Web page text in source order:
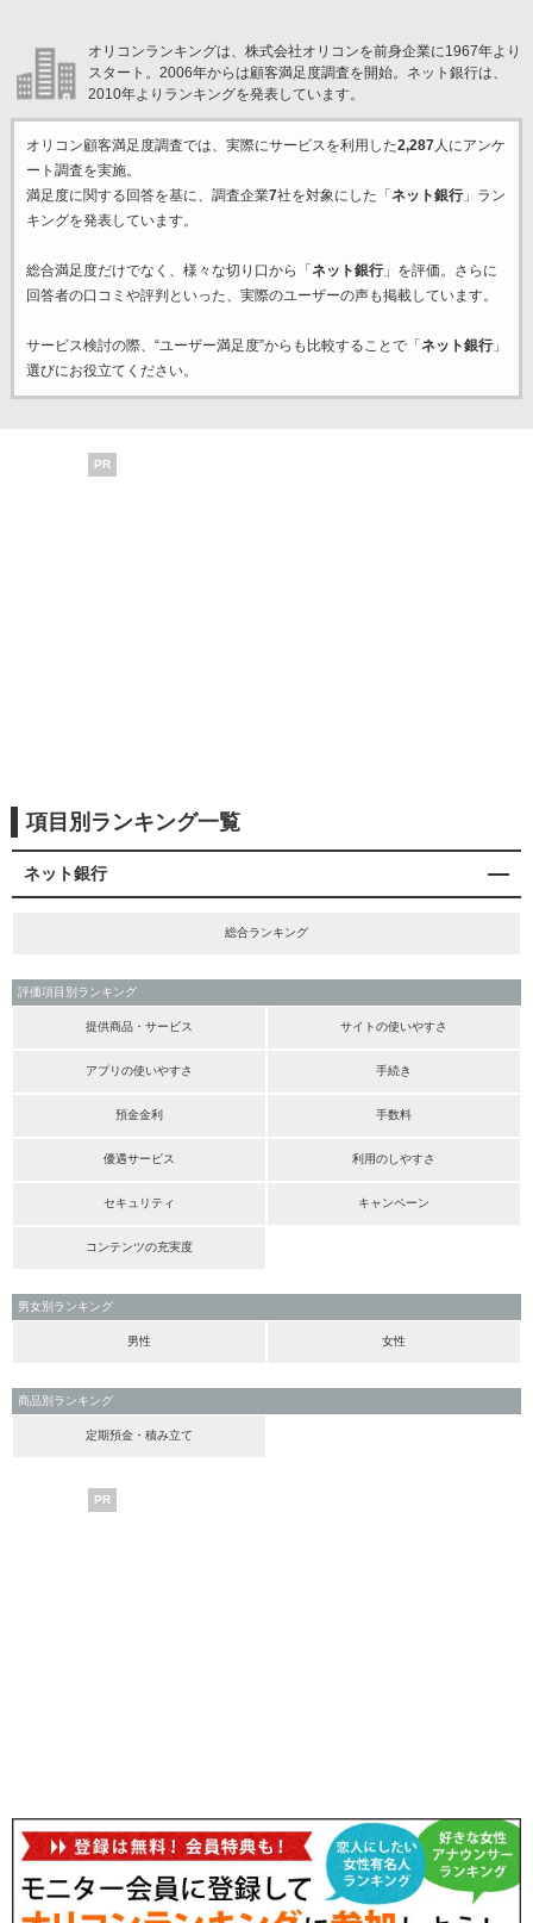
オリコンランキングは、株式会社オリコンを前身企業に1967年より
スタート。2006年からは顧客満足度調査を開始。ネット銀行は、
2010年よりランキングを発表しています。
オリコン顧客満足度調査では、実際にサービスを利用した2,287人にアンケ
ート調査を実施。
満足度に関する回答を基に、調査企業7社を対象にした「 ネット銀行」ラン
キングを発表しています。
総合満足度だけでなく、様々な切り口から「 ネット銀行」を評価。さらに
回答者の口コミや評判といった、実際のユーザーの声も掲載しています。
サービス検討の際、“ユーザー満足度”からも比較することで「 ネット銀行」
選びにお役立てください。
PR
項目別ランキング一覧
ネット銀行
総合ランキング
評価項目別ランキング
提供商品・サービス サイトの使いやすさ
アプリの使いやすさ 手続き
預金金利 手数料
優遇サービス 利用のしやすさ
セキュリティ キャンペーン
コンテンツの充実度
男女別ランキング
男性 女性
商品別ランキング
定期預金・積み立て
PR